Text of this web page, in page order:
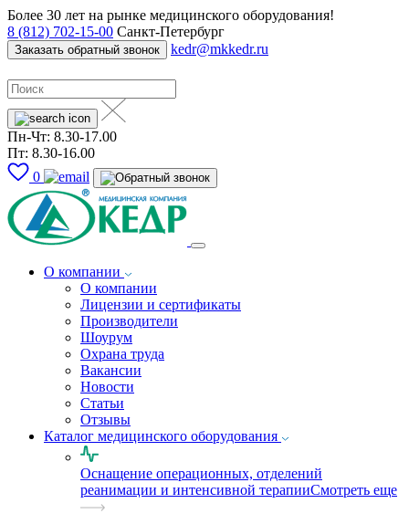
Более 30 лет на рынке медицинского оборудования!
8 (812) 702-15-00 Санкт-Петербург
Заказать обратный звонок kedr@mkkedr.ru
Пн-Чт: 8.30-17.00
Пт: 8.30-16.00
0
О компании
О компании
Лицензии и сертификаты
Производители
Шоурум
Охрана труда
Вакансии
Новости
Статьи
Отзывы
Каталог медицинского оборудования
Оснащение операционных, отделений
реанимации и интенсивной терапииСмотреть еще